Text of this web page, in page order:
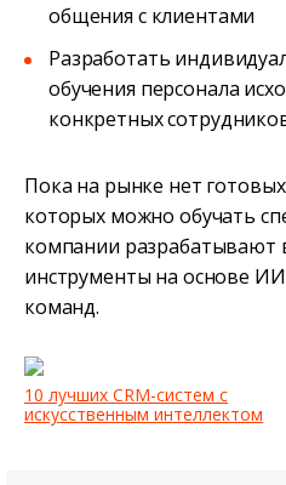
общения с клиентами
Разработать
обучения персонала
конкретных
Пока на рынке нет
которых можно обучать
компании разрабатывают
инструменты на основе
команд.
10 лучших CRM-систем с
искусственным интеллектом